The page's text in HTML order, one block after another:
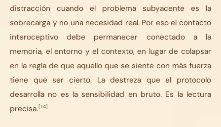
distracción cuando el problema subyacente es la
sobrecarga y no una necesidad real. Por eso el contacto
interoceptivo debe permanecer conectado a la
memoria, el entorno y el contexto, en lugar de colapsar
en la regla de que aquello que se siente con más fuerza
tiene que ser cierto. La destreza que el protocolo
desarrolla no es la sensibilidad en bruto. Es la lectura
precisa.[T4]